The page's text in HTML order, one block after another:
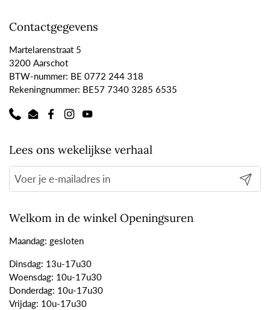
Contactgegevens
Martelarenstraat 5
3200 Aarschot
BTW-nummer: BE 0772 244 318
Rekeningnummer: BE57 7340 3285 6535
PhoneEmailFacebook
InstagramYouTube
Lees ons wekelijkse verhaal
Welkom in de winkel Openingsuren
Maandag: gesloten
Dinsdag: 13u-17u30
Woensdag: 10u-17u30
Donderdag: 10u-17u30
Vrijdag: 10u-17u30